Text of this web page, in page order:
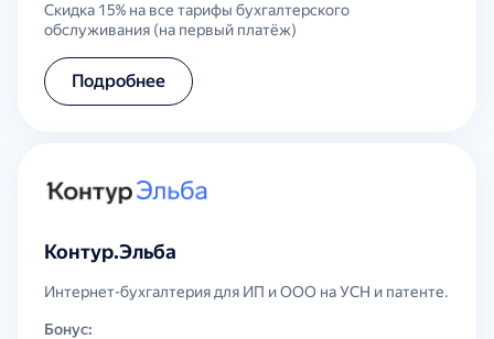
Скидка 15% на все тарифы бухгалтерского
обслуживания (на первый платёж)
Подробнее
Контур.Эльба
Интернет-бухгалтерия для ИП и ООО на УСН и патенте.
Бонус: